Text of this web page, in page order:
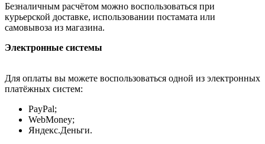
Безналичным расчётом можно воспользоваться при
курьерской доставке, использовании постамата или
самовывоза из магазина.
Электронные системы
Для оплаты вы можете воспользоваться одной из электронных
платёжных систем:
PayPal;
WebMoney;
Яндекс.Деньги.